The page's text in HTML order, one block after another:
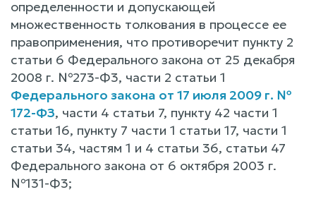
определенности и допускающей
множественность толкования в процессе ее
правоприменения, что противоречит пункту 2
статьи 6 Федерального закона от 25 декабря
2008 г. №273-Ф3, части 2 статьи 1
Федерального закона от 17 июля 2009 г. №
172-ФЗ, части 4 статьи 7, пункту 42 части 1
статьи 16, пункту 7 части 1 статьи 17, части 1
статьи 34, частям 1 и 4 статьи 36, статьи 47
Федерального закона от 6 октября 2003 г.
№131-Ф3;